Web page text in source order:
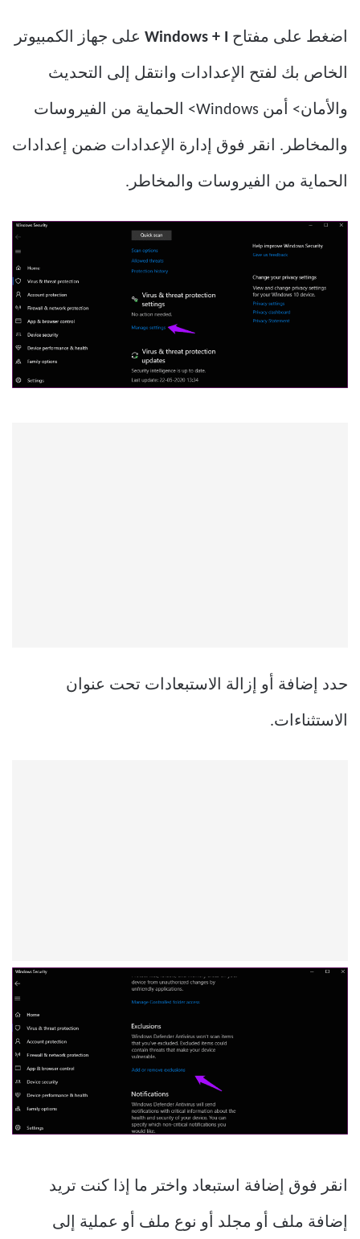
اضغط على مفتاح على جهاز الكمبيوتر
الخاص بك لفتح الإعدادات وانتقل إلى التحديث
والأمان> أمن Windows> الحماية من الفيروسات
والمخاطر. انقر فوق إدارة الإعدادات ضمن إعدادات
الحماية من الفيروسات والمخاطر.
حدد إضافة أو إزالة الاستبعادات تحت عنوان
الاستثناءات.
انقر فوق إضافة استبعاد واختر ما إذا كنت تريد
إضافة ملف أو مجلد أو نوع ملف أو عملية إلى